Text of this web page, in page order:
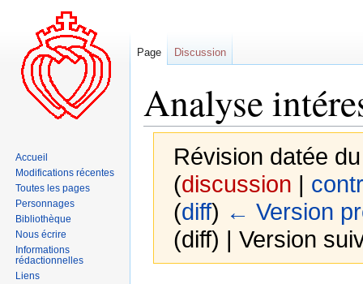
Analyse
Révision datée
(discussion |
(diff) ← Version
(diff) | Version
Page Discussion
Accueil
Modifications récentes
Toutes les pages
Personnages
Bibliothèque
Nous écrire
Informations
rédactionnelles
Liens